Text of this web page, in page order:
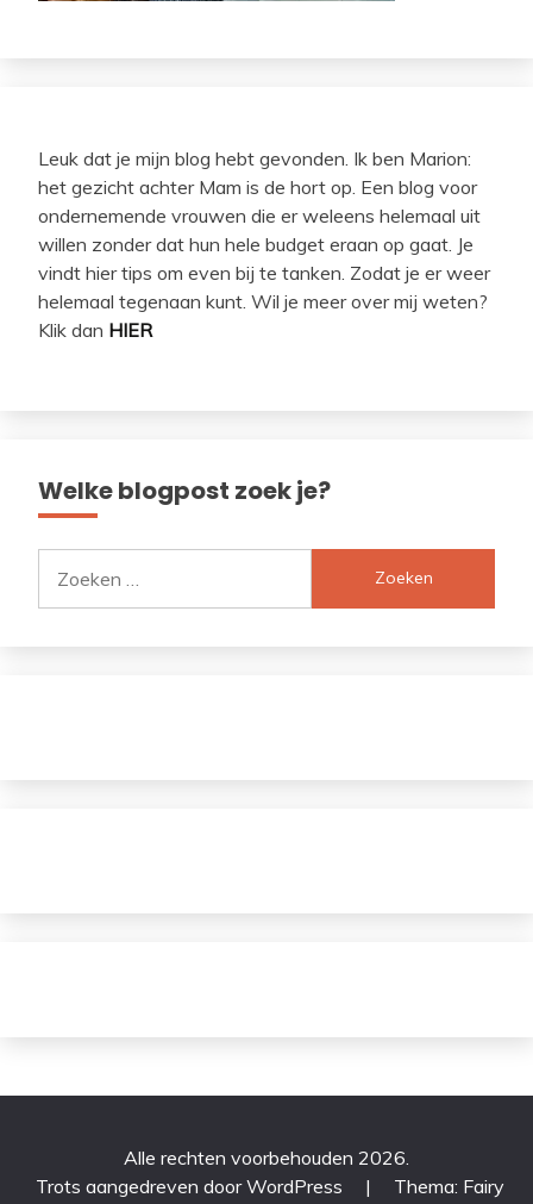
Leuk dat je mijn blog hebt gevonden. Ik ben Marion:
het gezicht achter Mam is de hort op. Een blog voor
ondernemende vrouwen die er weleens helemaal uit
willen zonder dat hun hele budget eraan op gaat. Je
vindt hier tips om even bij te tanken. Zodat je er weer
helemaal tegenaan kunt. Wil je meer over mij weten?
Klik dan HIER
Welke blogpost zoek je?
naar:
Alle rechten voorbehouden 2026.
Trots aangedreven door WordPress
|
Thema: Fairy